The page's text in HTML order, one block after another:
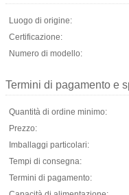
Luogo di origine:
Certificazione:
Numero di modello:
Termini di pagamento e
Quantità di ordine minimo:
Prezzo:
Imballaggi particolari:
Tempi di consegna:
Termini di pagamento: